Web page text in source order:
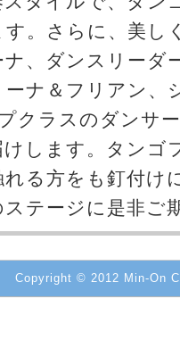
す。さらに、美し
ナ、ダンスリーダ
ーナ＆フリアン、
クラスのダンサ
します。タンゴ
れる方をも釘付け
ステージに是非ご
Copyright © 2012 Min-On